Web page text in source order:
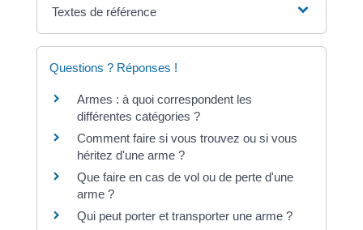
Textes de référence
Questions ? Réponses !
Armes : à quoi correspondent les
différentes catégories ?
Comment faire si vous trouvez ou si vous
héritez d'une arme ?
Que faire en cas de vol ou de perte d'une
arme ?
Qui peut porter et transporter une arme ?